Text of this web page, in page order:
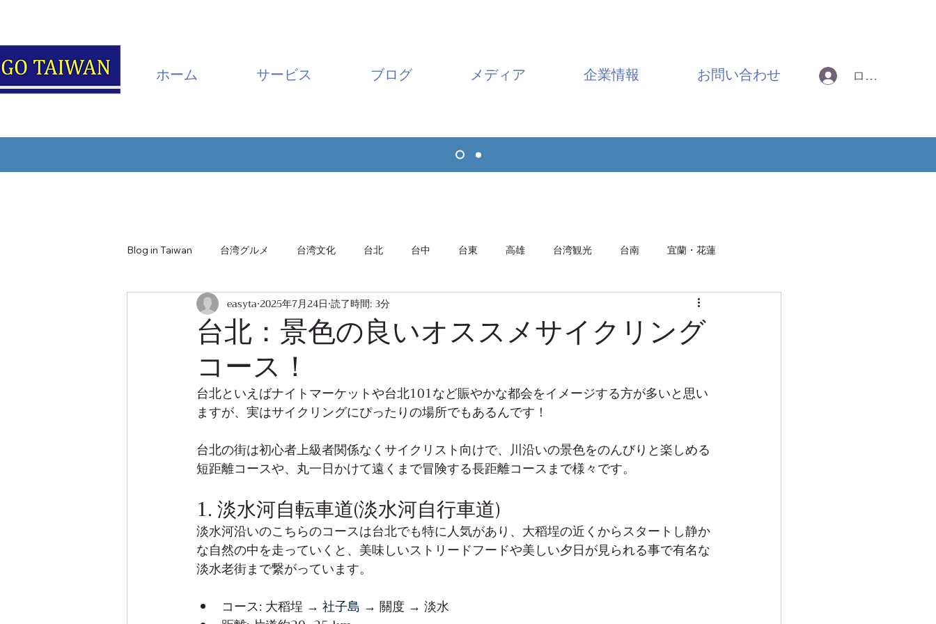
ホーム サービス ブログ メディア 企業情報 お問い合わせ ログイン
Blog in Taiwan 台湾グルメ 台湾文化 台北 台中 台東 高雄 台湾観光 台南 宜蘭・花蓮
南投・日月潭 嘉義・阿里山
台北：景色の良いオススメサイクリング
コース！
easyta 2025年7月24日 読了時間: 3分
台北といえばナイトマーケットや台北101など賑やかな都会をイメージする方が多いと思い
ますが、実はサイクリングにぴったりの場所でもあるんです！
台北の街は初心者上級者関係なくサイクリスト向けで、川沿いの景色をのんびりと楽しめる
短距離コースや、丸一日かけて遠くまで冒険する長距離コースまで様々です。
1. 淡水河自転車道(淡水河自行車道)
淡水河沿いのこちらのコースは台北でも特に人気があり、大稻埕の近くからスタートし静か
な自然の中を走っていくと、美味しいストリードフードや美しい夕日が見られる事で有名な
淡水老街まで繋がっています。
コース: 大稻埕 → 社子島 → 關度 → 淡水